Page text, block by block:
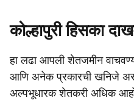
कोल्हापुरी हिसका
हा लढा आपली शेतजमीन
आणि अनेक प्रकारची खनिजे
अल्पभूधारक शेतकरी अधिक